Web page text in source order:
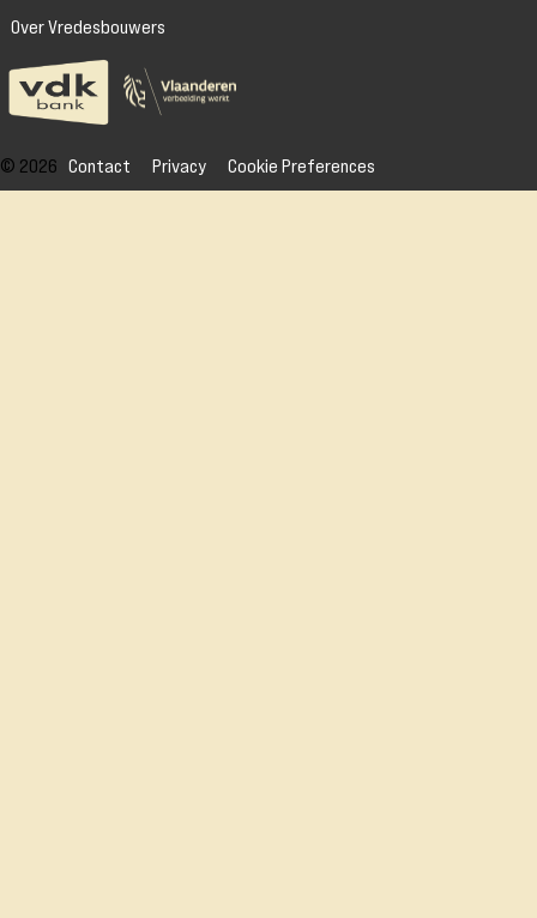
Over Vredesbouwers
© 2026 Contact Privacy Cookie Preferences